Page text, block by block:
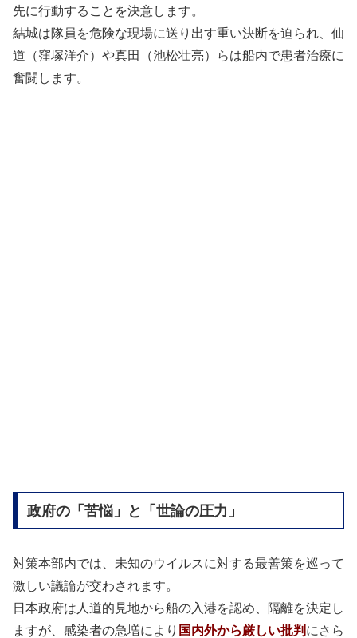
先に行動することを決意します。
結城は隊員を危険な現場に送り出す重い決断を迫られ、仙
道（窪塚洋介）や真田（池松壮亮）らは船内で患者治療に
奮闘します。
政府の「苦悩」と「世論の圧力」
対策本部内では、未知のウイルスに対する最善策を巡って
激しい議論が交わされます。
日本政府は人道的見地から船の入港を認め、隔離を決定し
ますが、感染者の急増により 国内外から厳しい批判 にさら